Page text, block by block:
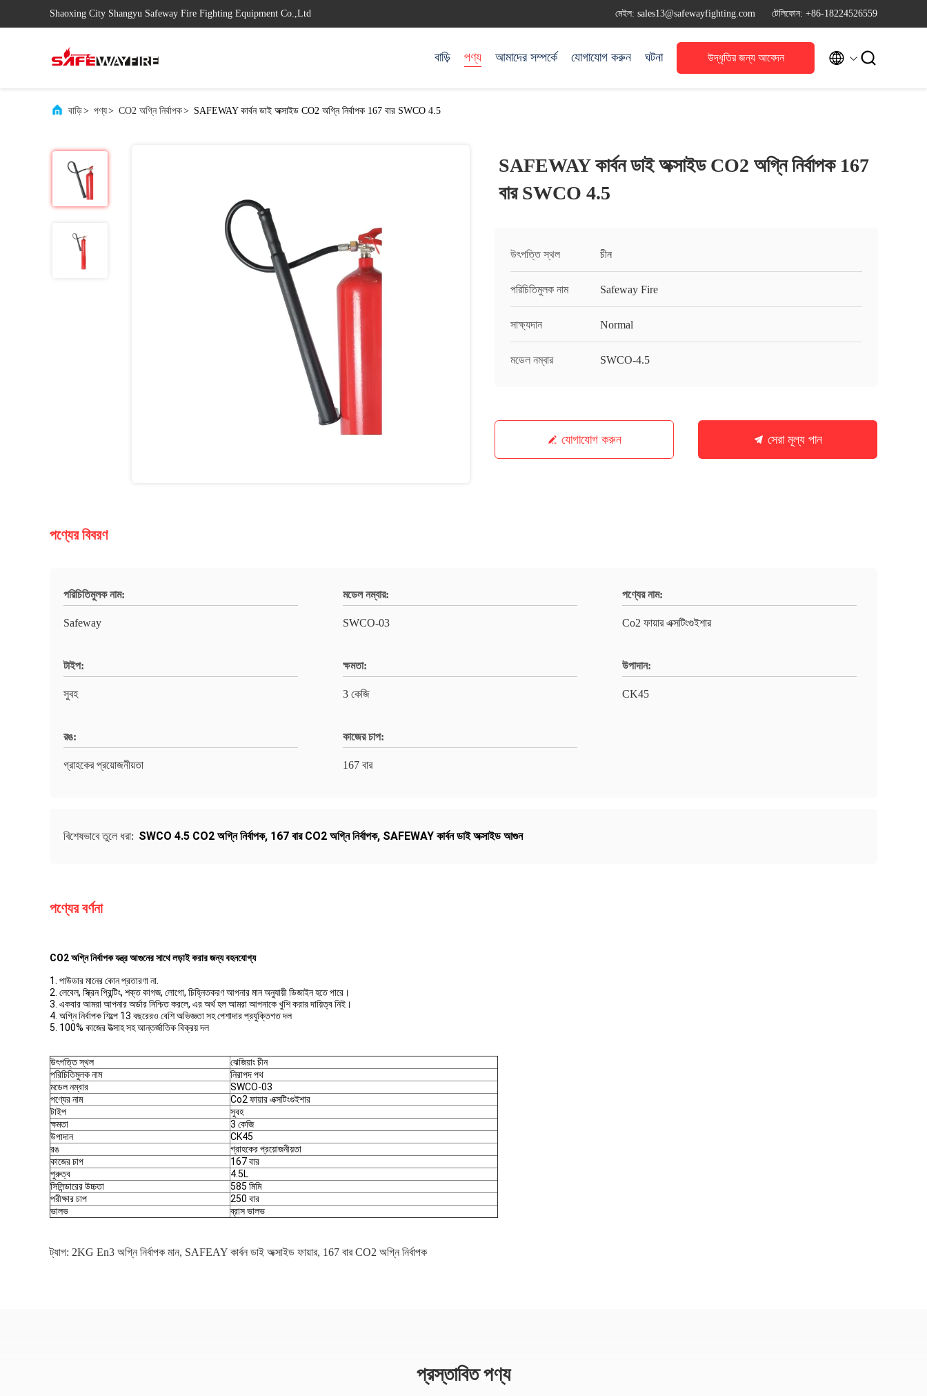
Shaoxing City Shangyu Safeway Fire Fighting Equipment Co.,Ltd মেইল: sales13@safewayfighting.com টেলিফোন: +86-18224526559
বাড়ি পণ্য আমাদের সম্পর্কে যোগাযোগ করুন ঘটনা উদ্ধৃতির জন্য আবেদন  
বাড়ি> পণ্য> CO2 অগ্নি নির্বাপক> SAFEWAY কার্বন ডাই অক্সাইড CO2 অগ্নি নির্বাপক 167 বার SWCO 4.5
SAFEWAY কার্বন ডাই অক্সাইড CO2 অগ্নি নির্বাপক 167
বার SWCO 4.5
উৎপত্তি স্থল চীন
পরিচিতিমুলক নাম Safeway Fire
সাক্ষ্যদান Normal
মডেল নম্বার SWCO-4.5
যোগাযোগ করুন সেরা মূল্য পান
পণ্যের বিবরণ
পরিচিতিমুলক নাম:
Safeway
মডেল নম্বার:
SWCO-03
পণ্যের নাম:
Co2 ফায়ার এক্সটিংগুইশার
টাইপ:
সুবহ
ক্ষমতা:
3 কেজি
উপাদান:
CK45
রঙ:
গ্রাহকের প্রয়োজনীয়তা
কাজের চাপ:
167 বার
বিশেষভাবে তুলে ধরা: SWCO 4.5 CO2 অগ্নি নির্বাপক, 167 বার CO2 অগ্নি নির্বাপক, SAFEWAY কার্বন ডাই অক্সাইড আগুন
পণ্যের বর্ণনা
CO2 অগ্নি নির্বাপক যন্ত্র আগুনের সাথে লড়াই করার জন্য বহনযোগ্য
1. পাউডার মানের কোন প্রতারণা না.
2. লেবেল, স্ক্রিন প্রিন্টিং, শক্ত কাগজ, লোগো, চিহ্নিতকরণ আপনার মান অনুযায়ী ডিজাইন হতে পারে।
3. একবার আমরা আপনার অর্ডার নিশ্চিত করলে, এর অর্থ হল আমরা আপনাকে খুশি করার দায়িত্ব নিই।
4. অগ্নি নির্বাপক শিল্পে 13 বছরেরও বেশি অভিজ্ঞতা সহ পেশাদার প্রযুক্তিগত দল
5. 100% কাজের উত্সাহ সহ আন্তর্জাতিক বিক্রয় দল
উৎপত্তি স্থল
ঝেজিয়াং চীন
পরিচিতিমুলক নাম
নিরাপদ পথ
মডেল নম্বার
SWCO-03
পণ্যের নাম
Co2 ফায়ার এক্সটিংগুইশার
টাইপ
সুবহ
ক্ষমতা
3 কেজি
উপাদান
CK45
রঙ
গ্রাহকের প্রয়োজনীয়তা
কাজের চাপ
167 বার
পুরুত্ব
4.5L
সিলিন্ডারের উচ্চতা
585 মিমি
পরীক্ষার চাপ
250 বার
ভালভ
ব্রাস ভালভ
ট্যাগ: 2KG En3 অগ্নি নির্বাপক মান, SAFEAY কার্বন ডাই অক্সাইড ফায়ার, 167 বার CO2 অগ্নি নির্বাপক
প্রস্তাবিত পণ্য